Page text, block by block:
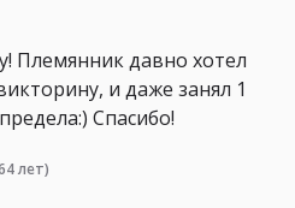
Племянник давно хотел
и даже занял 1
Спасибо!
лет)